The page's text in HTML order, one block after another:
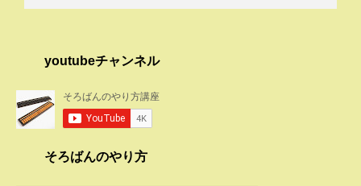
youtubeチャンネル
そろばんのやり方